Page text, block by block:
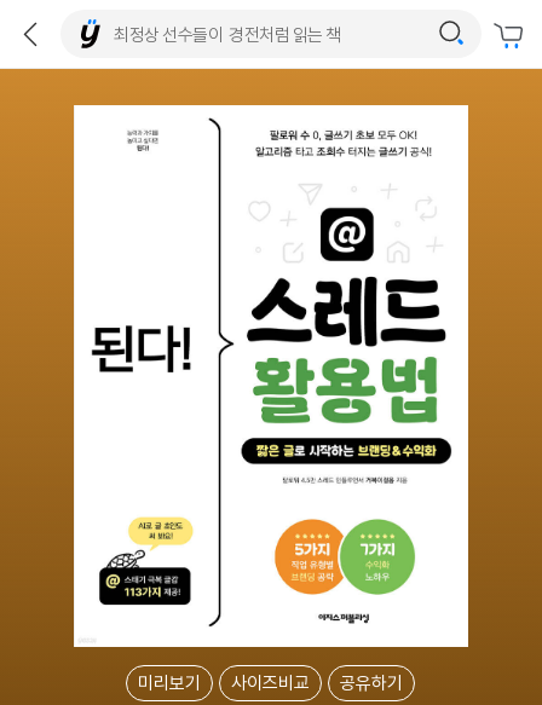
미리보기 사이즈비교 공유하기